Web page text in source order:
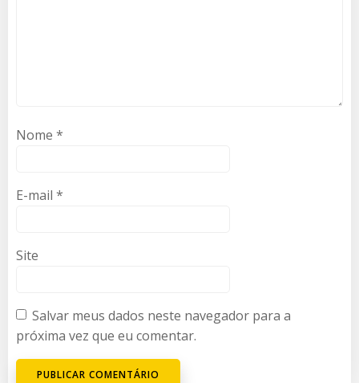
Nome *
E-mail *
Site
Salvar meus dados neste navegador para a
próxima vez que eu comentar.